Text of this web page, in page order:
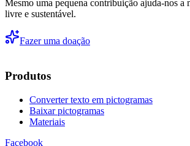
Mesmo uma pequena contribuição ajuda-nos a
livre e sustentável.
Fazer uma doação
Produtos
Converter texto em pictogramas
Baixar pictogramas
Materiais
Facebook